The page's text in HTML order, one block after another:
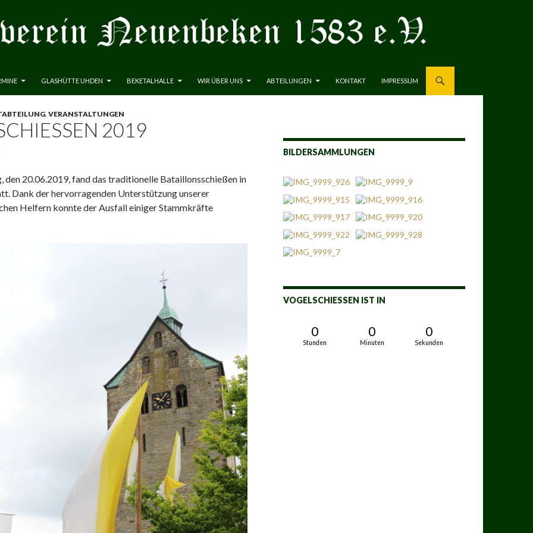
GLASHÜTTE UHDEN BEKETALHALLE WIR ÜBER UNS ABTEILUNGEN KONTAKT IMPRESSUM
, VERANSTALTUNGEN
2019
den 20.06.2019, fand das traditionelle Bataillonsschießen in
Dank der hervorragenden Unterstützung unserer
Helfern konnte der Ausfall einiger Stammkräfte
BILDERSAMMLUNGEN
VOGELSCHIESSEN IST IN
0
Stunden
0
Minuten
0
Sekunden